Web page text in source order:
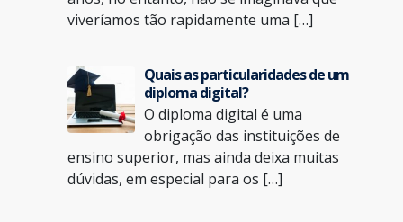
viveríamos tão rapidamente uma […]
Quais as particularidades de um
diploma digital?
O diploma digital é uma
obrigação das instituições de
ensino superior, mas ainda deixa muitas
dúvidas, em especial para os […]